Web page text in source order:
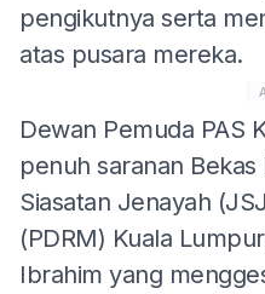
pengikutnya serta
atas pusara mereka.
Dewan Pemuda PAS
penuh saranan
Siasatan Jenayah
(PDRM) Kuala
Ibrahim yang